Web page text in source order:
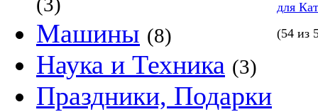
Машины (8)
Наука и Техника (3)
Праздники, Подарки
для
(54 из